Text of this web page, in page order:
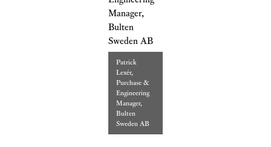
Patrick
Lexér,
Purchase &
Engineering
Manager,
Bulten
Sweden AB